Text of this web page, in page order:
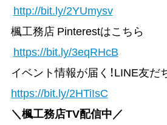
http://bit.ly/2YUmysv
楓工務店 Pinterestはこちら
https://bit.ly/3eqRHcB
イベント情報が届く！LINE友だ
https://bit.ly/2HTiIsC
＼楓工務店TV配信中／